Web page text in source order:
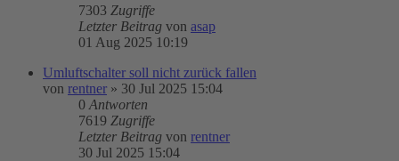
7303 Zugriffe
Letzter Beitrag von asap
01 Aug 2025 10:19
Umluftschalter soll nicht zurück fallen
von rentner » 30 Jul 2025 15:04
0 Antworten
7619 Zugriffe
Letzter Beitrag von rentner
30 Jul 2025 15:04